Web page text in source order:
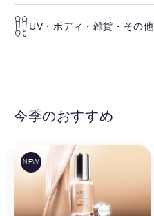
UV・ボディ・雑貨・その他
今季のおすすめ